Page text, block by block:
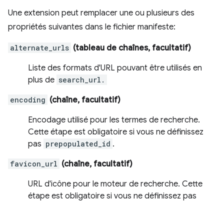
Une extension peut remplacer une ou plusieurs des
propriétés suivantes dans le fichier manifeste:
alternate_urls (tableau de chaînes, facultatif)
Liste des formats d'URL pouvant être utilisés en
plus de search_url.
encoding (chaîne, facultatif)
Encodage utilisé pour les termes de recherche.
Cette étape est obligatoire si vous ne définissez
pas prepopulated_id .
favicon_url (chaîne, facultatif)
URL d'icône pour le moteur de recherche. Cette
étape est obligatoire si vous ne définissez pas